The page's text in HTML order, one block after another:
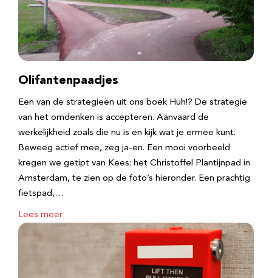
Olifantenpaadjes
Een van de strategieën uit ons boek Huh!? De strategie
van het omdenken is accepteren. Aanvaard de
werkelijkheid zoals die nu is en kijk wat je ermee kunt.
Beweeg actief mee, zeg ja-en. Een mooi voorbeeld
kregen we getipt van Kees: het Christoffel Plantijnpad in
Amsterdam, te zien op de foto’s hieronder. Een prachtig
fietspad,…
Lees meer